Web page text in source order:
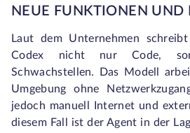
NEUE FUNKTIONEN UND
Laut dem Unternehmen
Codex nicht nur Code,
Schwachstellen. Das Modell
Umgebung ohne
jedoch manuell Internet und
diesem Fall ist der Agent in der